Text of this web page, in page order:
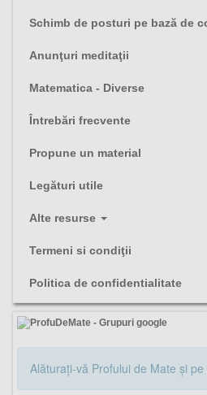
Schimb de posturi pe bază de
Anunţuri meditaţii
Matematica - Diverse
Întrebări frecvente
Propune un material
Legături utile
Alte resurse
Termeni si condiţii
Politica de confidentialitate
Alăturaţi-vă Profului de Mate şi pe